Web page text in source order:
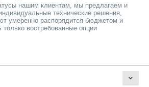
нашим клиентам, мы предлагаем и
технические решения,
умеренно распорядится бюджетом и
только востребованные опции